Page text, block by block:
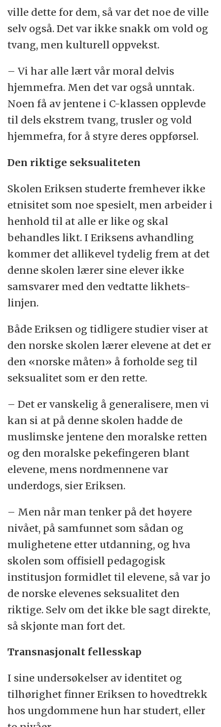
ville dette for dem, så var det noe de ville
selv også. Det var ikke snakk om vold og
tvang, men kulturell oppvekst.
– Vi har alle lært vår moral delvis
hjemmefra. Men det var også unntak.
Noen få av jentene i C-klassen opplevde
til dels ekstrem tvang, trusler og vold
hjemmefra, for å styre deres oppførsel.
Den riktige seksualiteten
Skolen Eriksen studerte fremhever ikke
etnisitet som noe spesielt, men arbeider i
henhold til at alle er like og skal
behandles likt. I Eriksens avhandling
kommer det allikevel tydelig frem at det
denne skolen lærer sine elever ikke
samsvarer med den vedtatte likhets-
linjen.
Både Eriksen og tidligere studier viser at
den norske skolen lærer elevene at det er
den «norske måten» å forholde seg til
seksualitet som er den rette.
– Det er vanskelig å generalisere, men vi
kan si at på denne skolen hadde de
muslimske jentene den moralske retten
og den moralske pekefingeren blant
elevene, mens nordmennene var
underdogs, sier Eriksen.
– Men når man tenker på det høyere
nivået, på samfunnet som sådan og
mulighetene etter utdanning, og hva
skolen som offisiell pedagogisk
institusjon formidlet til elevene, så var jo
de norske elevenes seksualitet den
riktige. Selv om det ikke ble sagt direkte,
så skjønte man fort det.
Transnasjonalt fellesskap
I sine undersøkelser av identitet og
tilhørighet finner Eriksen to hovedtrekk
hos ungdommene hun har studert, eller